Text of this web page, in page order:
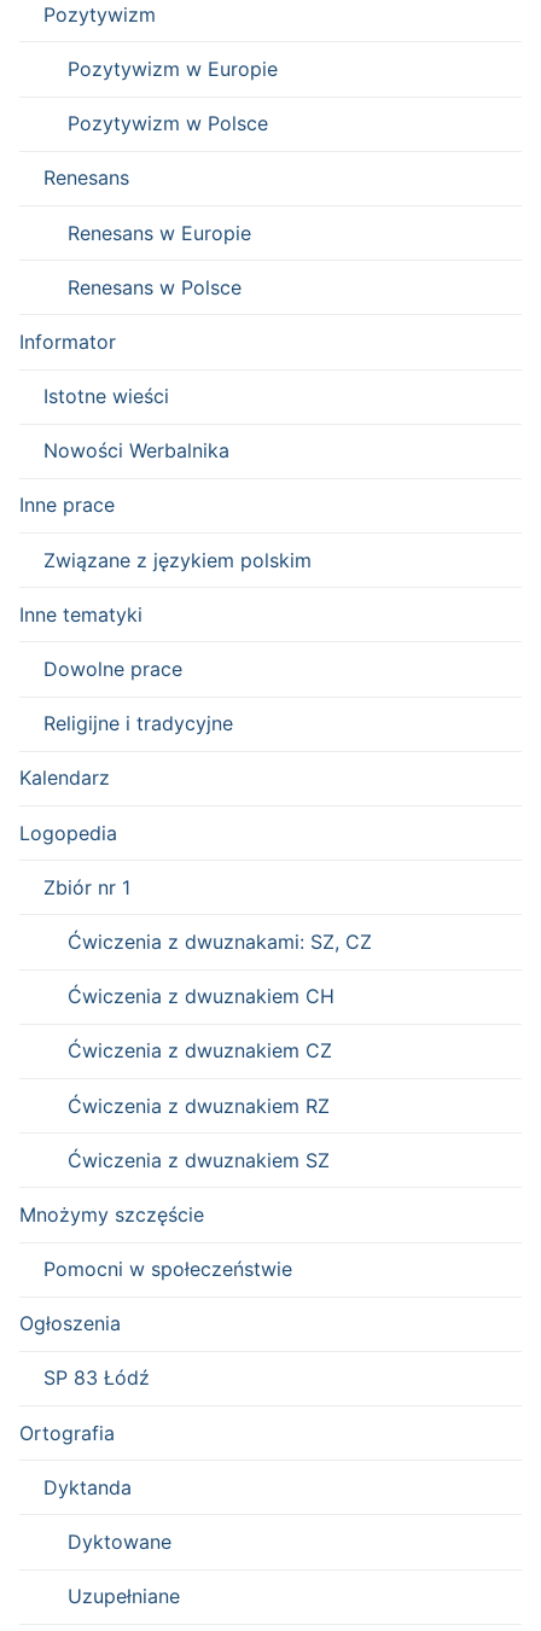
Pozytywizm
Pozytywizm w Europie
Pozytywizm w Polsce
Renesans
Renesans w Europie
Renesans w Polsce
Informator
Istotne wieści
Nowości Werbalnika
Inne prace
Związane z językiem polskim
Inne tematyki
Dowolne prace
Religijne i tradycyjne
Kalendarz
Logopedia
Zbiór nr 1
Ćwiczenia z dwuznakami: SZ, CZ
Ćwiczenia z dwuznakiem CH
Ćwiczenia z dwuznakiem CZ
Ćwiczenia z dwuznakiem RZ
Ćwiczenia z dwuznakiem SZ
Mnożymy szczęście
Pomocni w społeczeństwie
Ogłoszenia
SP 83 Łódź
Ortografia
Dyktanda
Dyktowane
Uzupełniane